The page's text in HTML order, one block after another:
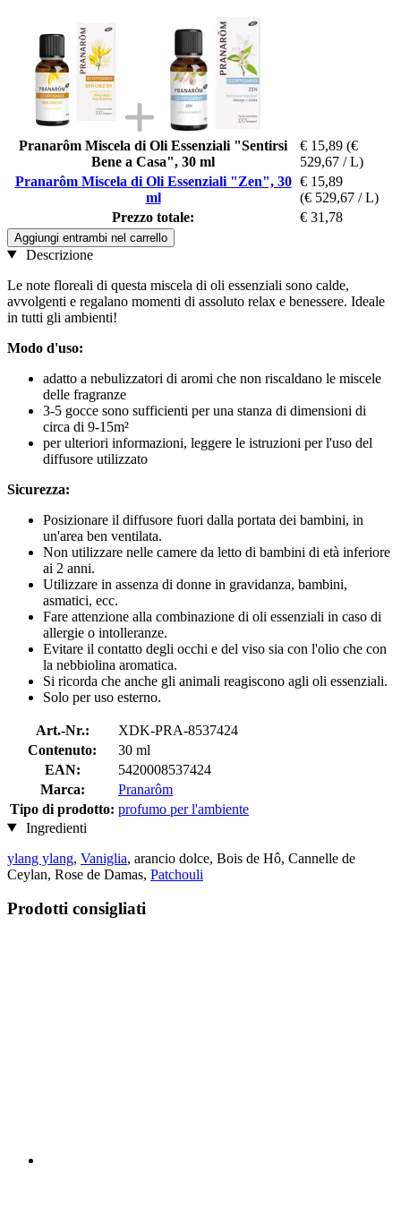
Pranarôm Miscela di Oli Essenziali "Sentirsi
Bene a Casa", 30 ml
€ 15,89 (€
529,67 / L)
Pranarôm Miscela di Oli Essenziali "Zen", 30
ml
€ 15,89
(€ 529,67 / L)
Prezzo totale:
€ 31,78
Aggiungi entrambi nel carrello
Descrizione
Le note floreali di questa miscela di oli essenziali sono calde,
avvolgenti e regalano momenti di assoluto relax e benessere. Ideale
in tutti gli ambienti!
Modo d'uso:
adatto a nebulizzatori di aromi che non riscaldano le miscele
delle fragranze
3-5 gocce sono sufficienti per una stanza di dimensioni di
circa di 9-15m²
per ulteriori informazioni, leggere le istruzioni per l'uso del
diffusore utilizzato
Sicurezza:
Posizionare il diffusore fuori dalla portata dei bambini, in
un'area ben ventilata.
Non utilizzare nelle camere da letto di bambini di età inferiore
ai 2 anni.
Utilizzare in assenza di donne in gravidanza, bambini,
asmatici, ecc.
Fare attenzione alla combinazione di oli essenziali in caso di
allergie o intolleranze.
Evitare il contatto degli occhi e del viso sia con l'olio che con
la nebbiolina aromatica.
Si ricorda che anche gli animali reagiscono agli oli essenziali.
Solo per uso esterno.
Art.-Nr.:
XDK-PRA-8537424
Contenuto:
30 ml
EAN:
5420008537424
Marca:
Pranarôm
Tipo di prodotto: profumo per l'ambiente
Ingredienti
ylang ylang, Vaniglia, arancio dolce, Bois de Hô, Cannelle de
Ceylan, Rose de Damas, Patchouli
Prodotti consigliati